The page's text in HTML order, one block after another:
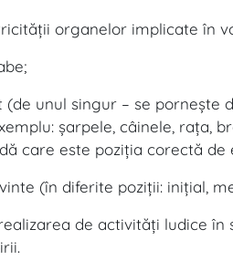
organelor implicate în
unul singur – se porneşte
şarpele, câinele, raţa,
care este poziţia corectă
(în diferite poziţii: iniţial,
de activităţi ludice în